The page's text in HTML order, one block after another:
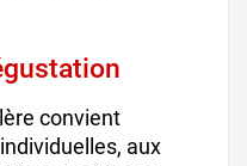
convient
aux